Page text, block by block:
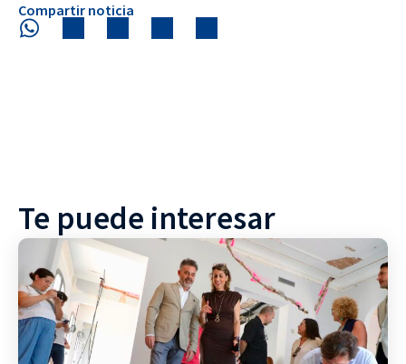
Compartir noticia
Te puede interesar